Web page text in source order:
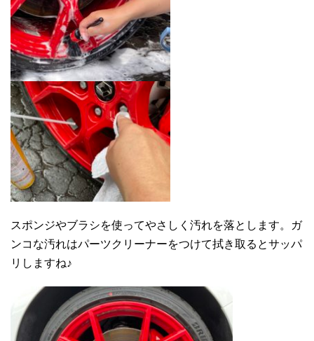
スポンジやブラシを使ってやさしく汚れを落とします。ガ
ンコな汚れはパーツクリーナーをつけて拭き取るとサッパ
リしますね♪